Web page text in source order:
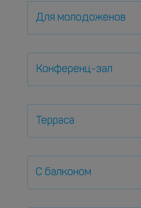
Для молодоженов
Конференц-зал
Терраса
С балконом